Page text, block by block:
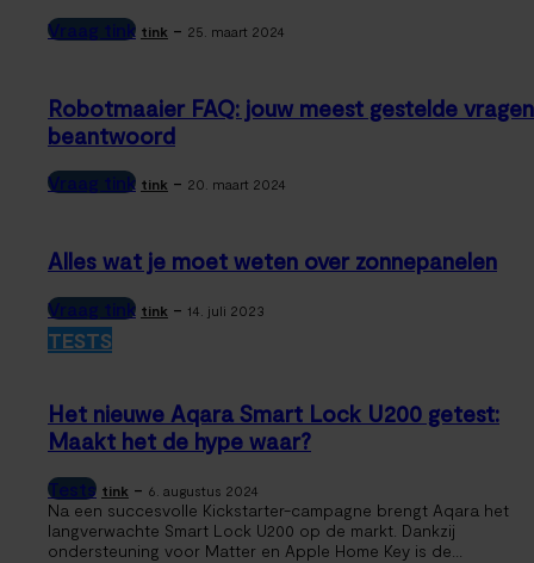
Vraag tink tink - 25. maart 2024
Robotmaaier FAQ: jouw meest gestelde vragen
beantwoord
Vraag tink tink - 20. maart 2024
Alles wat je moet weten over zonnepanelen
Vraag tink tink - 14. juli 2023
TESTS
Het nieuwe Aqara Smart Lock U200 getest:
Maakt het de hype waar?
Tests tink - 6. augustus 2024
Na een succesvolle Kickstarter-campagne brengt Aqara het
langverwachte Smart Lock U200 op de markt. Dankzij
ondersteuning voor Matter en Apple Home Key is de...